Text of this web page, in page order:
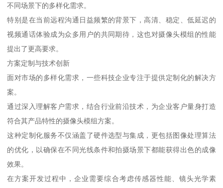
不同场景下的多样化需求。
特别是在当前远程沟通日益频繁的背景下，高清、稳定、低延迟的
视频通话体验成为众多用户的共同期待，这也对摄像头模组的性能
提出了更高要求。
方案定制与技术创新
面对市场的多样化需求，一些科技企业专注于提供定制化的解决方
案。
通过深入理解客户需求，结合行业前沿技术，为企业客户量身打造
符合其产品特性的摄像头模组方案。
这种定制化服务不仅涵盖了硬件选型与集成，更包括图像处理算法
的优化，以确保在不同光线条件和拍摄场景下都能获得出色的成像
效果。
在方案开发过程中，企业需要综合考虑传感器性能、镜头光学素